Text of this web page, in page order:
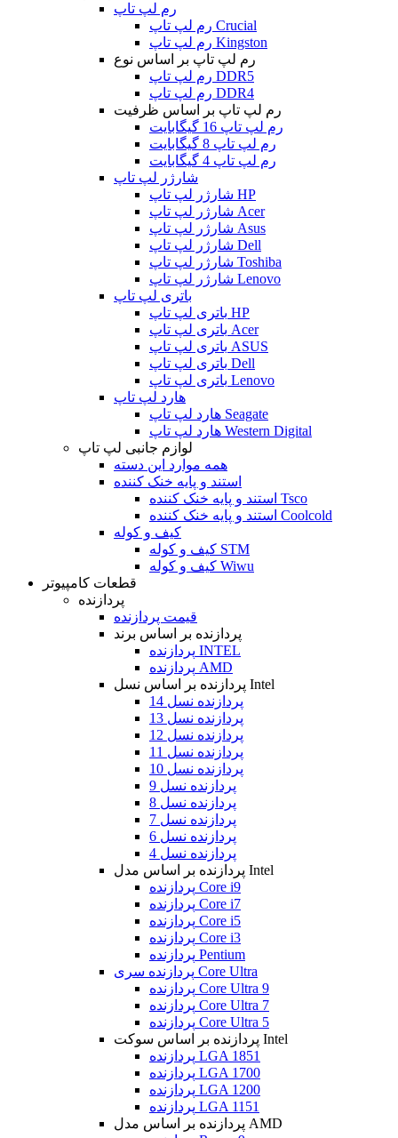
رم لپ تاپ
رم لپ تاپ Crucial
رم لپ تاپ Kingston
رم لپ تاپ بر اساس نوع
رم لپ تاپ DDR5
رم لپ تاپ DDR4
رم لپ تاپ بر اساس ظرفیت
رم لپ تاپ 16 گیگابایت
رم لپ تاپ 8 گیگابایت
رم لپ تاپ 4 گیگابایت
شارژر لپ تاپ
شارژر لپ تاپ HP
شارژر لپ تاپ Acer
شارژر لپ تاپ Asus
شارژر لپ تاپ Dell
شارژر لپ تاپ Toshiba
شارژر لپ تاپ Lenovo
باتری لپ تاپ
باتری لپ تاپ HP
باتری لپ تاپ Acer
باتری لپ تاپ ASUS
باتری لپ تاپ Dell
باتری لپ تاپ Lenovo
هارد لپ تاپ
هارد لپ تاپ Seagate
هارد لپ تاپ Western Digital
لوازم جانبی لپ تاپ
همه موارد این دسته
استند و پایه خنک کننده
استند و پایه خنک کننده Tsco
استند و پایه خنک کننده Coolcold
کیف و کوله
کیف و کوله STM
کیف و کوله Wiwu
قطعات کامپیوتر
پردازنده
قیمت پردازنده
پردازنده بر اساس برند
پردازنده INTEL
پردازنده AMD
پردازنده بر اساس نسل Intel
پردازنده نسل 14
پردازنده نسل 13
پردازنده نسل 12
پردازنده نسل 11
پردازنده نسل 10
پردازنده نسل 9
پردازنده نسل 8
پردازنده نسل 7
پردازنده نسل 6
پردازنده نسل 4
پردازنده بر اساس مدل Intel
پردازنده Core i9
پردازنده Core i7
پردازنده Core i5
پردازنده Core i3
پردازنده Pentium
پردازنده سری Core Ultra
پردازنده Core Ultra 9
پردازنده Core Ultra 7
پردازنده Core Ultra 5
پردازنده بر اساس سوکت Intel
پردازنده LGA 1851
پردازنده LGA 1700
پردازنده LGA 1200
پردازنده LGA 1151
پردازنده بر اساس مدل AMD